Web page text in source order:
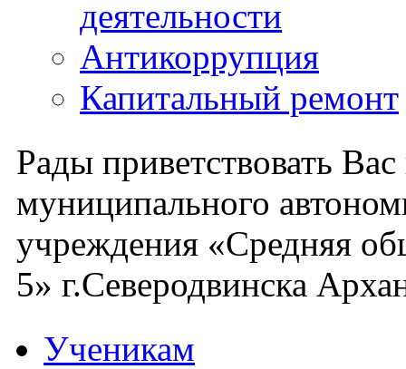
деятельности
Антикоррупция
Капитальный ремонт
Рады приветствовать
муниципального
учреждения «Средняя
5» г.Северодвинска
Ученикам